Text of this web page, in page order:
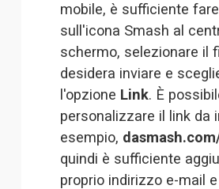
mobile, è sufficiente
sull'icona Smash al
schermo, selezionare il
desidera inviare e
l'opzione Link. È
personalizzare il link da
esempio,
quindi è sufficiente